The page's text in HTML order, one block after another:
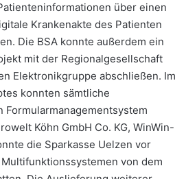
über einen
Krankenakte des Patienten
Die BSA konnte außerdem ein
mit der Regionalgesellschaft
Elektronikgruppe abschließen. Im
konnten sämtliche
Formularmanagementsystem
Köhn GmbH Co. KG, WinWin-
die Sparkasse Uelzen vor
von dem